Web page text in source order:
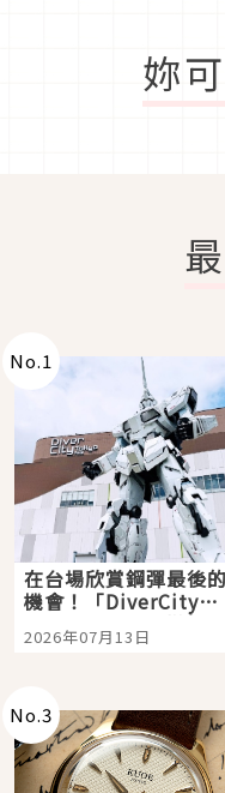
妳
No.1
在台場欣賞鋼彈最後的
機會！「DiverCity
Tokyo Plaza」搭船、
購物、美食及夜景，一
2026年07月13日
No.3